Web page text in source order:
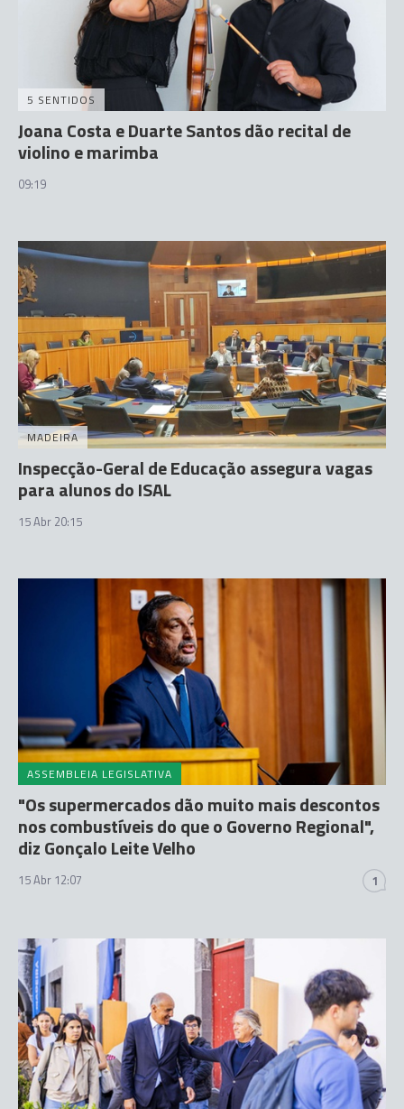
5 SENTIDOS
Joana Costa e Duarte Santos dão recital de
violino e marimba
09:19
MADEIRA
Inspecção-Geral de Educação assegura vagas
para alunos do ISAL
15 Abr 20:15
ASSEMBLEIA LEGISLATIVA
"Os supermercados dão muito mais descontos
nos combustíveis do que o Governo Regional",
diz Gonçalo Leite Velho
15 Abr 12:07 1